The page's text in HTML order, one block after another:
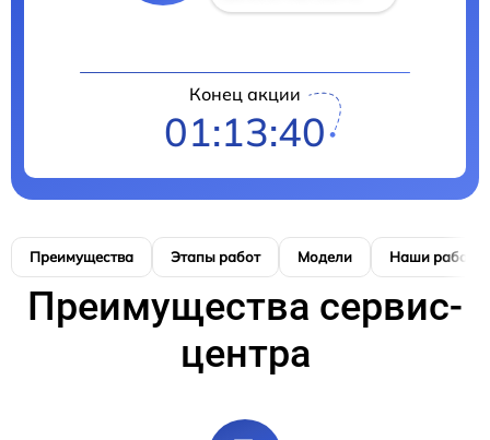
Конец акции
01:13:39
Преимущества Этапы работ Модели Наши работы
Преимущества сервис-
центра